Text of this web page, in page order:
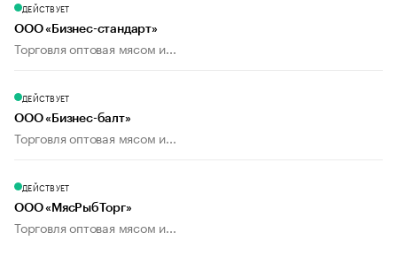
ДЕЙСТВУЕТ
ООО «Бизнес-стандарт»
Торговля оптовая мясом и...
ДЕЙСТВУЕТ
ООО «Бизнес-балт»
Торговля оптовая мясом и...
ДЕЙСТВУЕТ
ООО «МясРыбТорг»
Торговля оптовая мясом и...